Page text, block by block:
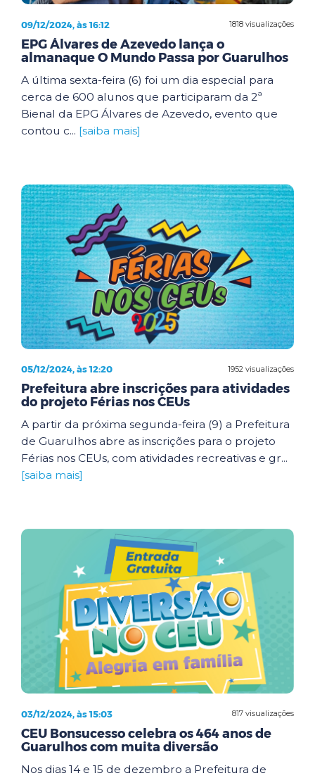
1818 visualizações
09/12/2024, às 16:12
EPG Álvares de Azevedo lança o
almanaque O Mundo Passa por Guarulhos
A última sexta-feira (6) foi um dia especial para
cerca de 600 alunos que participaram da 2ª
Bienal da EPG Álvares de Azevedo, evento que
contou c... [saiba mais]
1952 visualizações
05/12/2024, às 12:20
Prefeitura abre inscrições para atividades
do projeto Férias nos CEUs
A partir da próxima segunda-feira (9) a Prefeitura
de Guarulhos abre as inscrições para o projeto
Férias nos CEUs, com atividades recreativas e gr...
[saiba mais]
817 visualizações
03/12/2024, às 15:03
CEU Bonsucesso celebra os 464 anos de
Guarulhos com muita diversão
Nos dias 14 e 15 de dezembro a Prefeitura de